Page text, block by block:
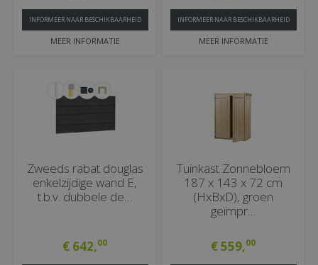
MEER INFORMATIE
INFORMEER NAAR BESCHIKBAARHEID
MEER INFORMATIE
INFORMEER NAAR BESCHIKBAARHEID
Zweeds rabat douglas
enkelzijdige wand E,
t.b.v. dubbele de…
€ 642,00
Tuinkast Zonnebloem
187 x 143 x 72 cm
(HxBxD), groen
geïmpr…
€559,00